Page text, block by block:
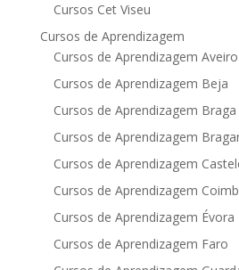
Cursos Cet Viseu
Cursos de Aprendizagem
Cursos de Aprendizagem Aveiro
Cursos de Aprendizagem Beja
Cursos de Aprendizagem Braga
Cursos de Aprendizagem
Cursos de Aprendizagem
Cursos de Aprendizagem
Cursos de Aprendizagem Évora
Cursos de Aprendizagem Faro